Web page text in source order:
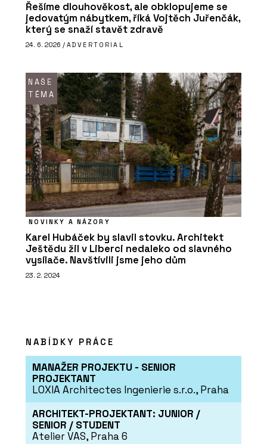
Řešíme dlouhověkost, ale obklopujeme se
jedovatým nábytkem, říká Vojtěch Juřenčák,
který se snaží stavět zdravě
24. 6. 2026 / ADVERTORIAL
NAŠE
TÉMA
NOVINKY A NÁZORY
Karel Hubáček by slavil stovku. Architekt
Ještědu žil v Liberci nedaleko od slavného
vysílače. Navštívili jsme jeho dům
23. 2. 2024
NABÍDKY PRÁCE
MANAŽER PROJEKTU - SENIOR
PROJEKTANT
LOXIA Architectes Ingenierie s.r.o., Praha
ARCHITEKT-PROJEKTANT: JUNIOR /
SENIOR / STUDENT
Atelier VAS, Praha 6